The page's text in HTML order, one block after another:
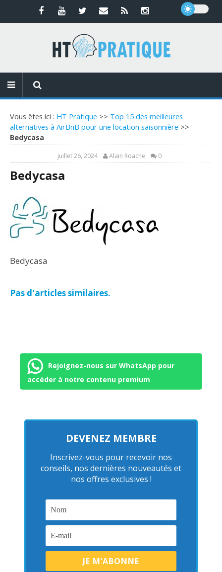
Vous êtes ici : HT Pratique >> Top 15 des meilleures
alternatives à AirBnB pour une location saisonnière >>
Bedycasa
juillet 26, 2024 Alain Roache 0
Bedycasa
Bedycasa
Pas d'articles similaires.
Rejoignez-nous sur WhatsApp pour
accéder à notre contenu premium
DEVENEZ MEMBRE
Inscrivez-vous pour recevoir nos
conseils, nos dernières nouveautés et
nos offres exclusives !